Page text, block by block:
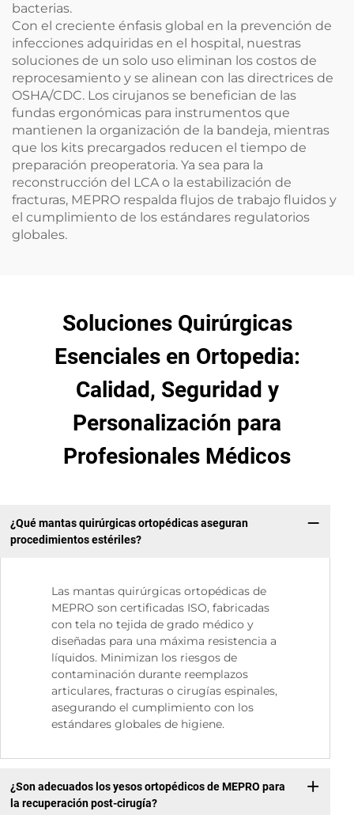
bacterias.
Con el creciente énfasis global en la prevención de
infecciones adquiridas en el hospital, nuestras
soluciones de un solo uso eliminan los costos de
reprocesamiento y se alinean con las directrices de
OSHA/CDC. Los cirujanos se benefician de las
fundas ergonómicas para instrumentos que
mantienen la organización de la bandeja, mientras
que los kits precargados reducen el tiempo de
preparación preoperatoria. Ya sea para la
reconstrucción del LCA o la estabilización de
fracturas, MEPRO respalda flujos de trabajo fluidos y
el cumplimiento de los estándares regulatorios
globales.
Soluciones Quirúrgicas
Esenciales en Ortopedia:
Calidad, Seguridad y
Personalización para
Profesionales Médicos
¿Qué mantas quirúrgicas ortopédicas aseguran
procedimientos estériles?
Las mantas quirúrgicas ortopédicas de
MEPRO son certificadas ISO, fabricadas
con tela no tejida de grado médico y
diseñadas para una máxima resistencia a
líquidos. Minimizan los riesgos de
contaminación durante reemplazos
articulares, fracturas o cirugías espinales,
asegurando el cumplimiento con los
estándares globales de higiene.
¿Son adecuados los yesos ortopédicos de MEPRO para
la recuperación post-cirugía?